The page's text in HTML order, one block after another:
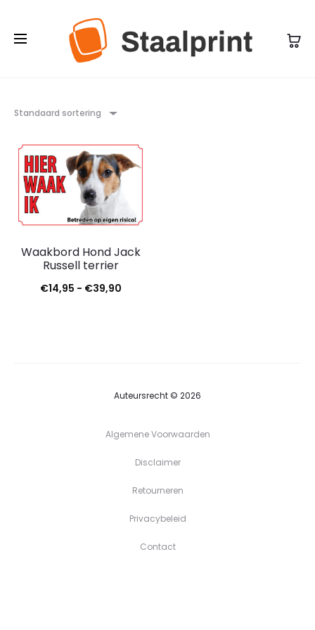
Standaard sortering
Waakbord Hond Jack
Russell terrier
€14,95 - €39,90Prijsklasse:
Auteursrecht © 2026
Algemene Voorwaarden
Disclaimer
Retourneren
Privacybeleid
Contact